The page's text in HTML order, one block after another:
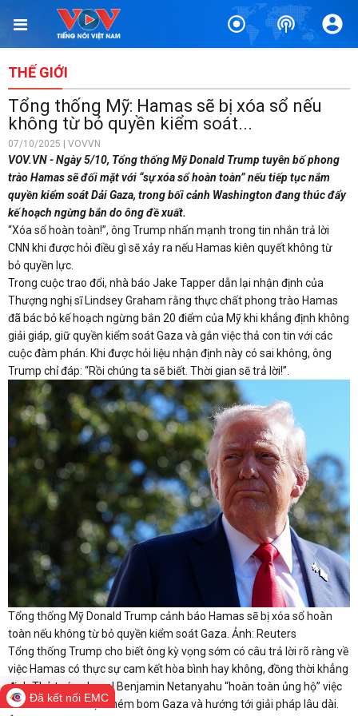
THẾ GIỚI
Tổng thống Mỹ: Hamas sẽ bị xóa sổ nếu
không từ bỏ quyền kiểm soát...
07/10/2025 | VOVVN
VOV.VN - Ngày 5/10, Tổng thống Mỹ Donald Trump tuyên bố phong
trào Hamas sẽ đối mặt với “sự xóa sổ hoàn toàn” nếu tiếp tục nắm
quyền kiểm soát Dải Gaza, trong bối cảnh Washington đang thúc đẩy
kế hoạch ngừng bắn do ông đề xuất.
“Xóa sổ hoàn toàn!”, ông Trump nhấn mạnh trong tin nhắn trả lời
CNN khi được hỏi điều gì sẽ xảy ra nếu Hamas kiên quyết không từ
bỏ quyền lực.
Trong cuộc trao đổi, nhà báo Jake Tapper dẫn lại nhận định của
Thượng nghị sĩ Lindsey Graham rằng thực chất phong trào Hamas
đã bác bỏ kế hoạch ngừng bắn 20 điểm của Mỹ khi khẳng định không
giải giáp, giữ quyền kiểm soát Gaza và gắn việc thả con tin với các
cuộc đàm phán. Khi được hỏi liệu nhận định này có sai không, ông
Trump chỉ đáp: “Rồi chúng ta sẽ biết. Thời gian sẽ trả lời!”.
Tổng thống Mỹ Donald Trump cảnh báo Hamas sẽ bị xóa sổ hoàn
toàn nếu không từ bỏ quyền kiểm soát Gaza. Ảnh: Reuters
Tổng thống Trump cho biết ông kỳ vọng sớm có câu trả lời rõ ràng về
việc Hamas có thực sự cam kết hòa bình hay không, đồng thời khẳng
định Thủ tướng Israel Benjamin Netanyahu “hoàn toàn ủng hộ” việc
chấm dứt chiến dịch ném bom Gaza và hướng tới giải pháp lâu dài.
Đã kết nối EMC